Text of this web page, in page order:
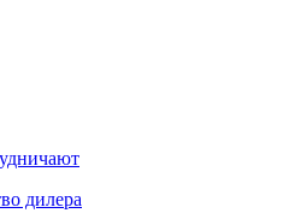
дилера